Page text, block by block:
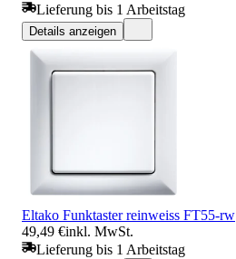
Lieferung bis 1 Arbeitstag
Details anzeigen
Eltako Funktaster reinweiss FT55-rw
49,49 €inkl. MwSt.
Lieferung bis 1 Arbeitstag